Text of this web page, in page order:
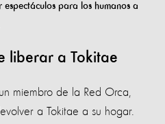
para los humanos a
liberar a Tokitae
miembro de la Red Orca,
a Tokitae a su hogar.